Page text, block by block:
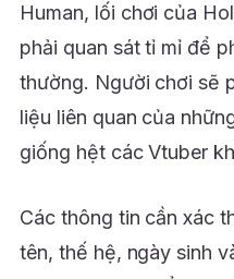
Human, lối chơi của
phải quan sát tỉ mỉ để
thường. Người chơi sẽ
liệu liên quan của
giống hệt các Vtuber
Các thông tin cần xác
tên, thế hệ, ngày sinh